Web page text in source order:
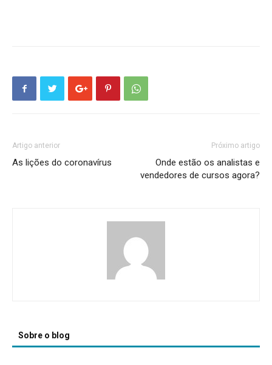
Artigo anterior
As lições do coronavírus
Próximo artigo
Onde estão os analistas e
vendedores de cursos agora?
Sobre o blog